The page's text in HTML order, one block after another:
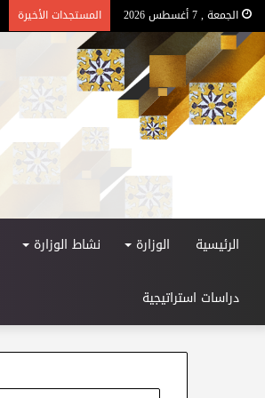
الجمعة , 7 أغسطس 2026 المستجدات الأخيرة
الرئيسية الوزارة نشاط الوزارة
دراسات استراتيجية